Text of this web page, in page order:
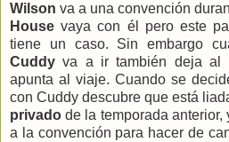
Wilson va a una convención
House vaya con él pero este
tiene un caso. Sin embargo
Cuddy va a ir también deja al
apunta al viaje. Cuando se
con Cuddy descubre que está
privado de la temporada anterior,
a la convención para hacer de